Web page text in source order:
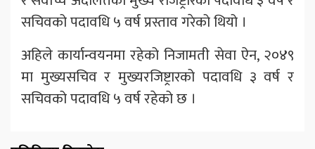
सचिवको पदावधि ५ वर्ष प्रस्ताव गरेको थियो ।
अहिले कार्यान्वयनमा रहेको निजामती सेवा ऐन, २०४९
मा मुख्यसचिव र मुख्यरजिष्ट्रारको पदावधि ३ वर्ष र
सचिवको पदावधि ५ वर्ष रहेको छ ।